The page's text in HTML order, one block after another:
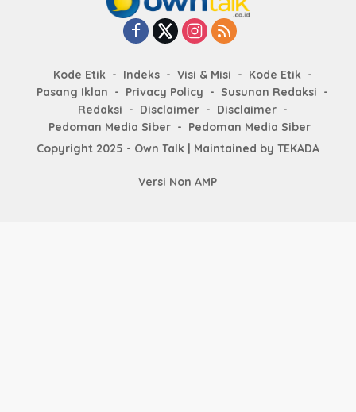
Kode Etik Indeks Visi & Misi
Kode Etik
Pasang Iklan
Privacy Policy
Susunan Redaksi
Redaksi
Disclaimer
Disclaimer
Pedoman Media Siber
Pedoman Media Siber
Copyright 2025 - Own Talk | Maintained by TEKADA
Versi Non AMP